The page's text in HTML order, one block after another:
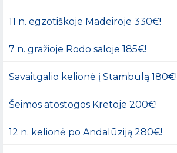
11 n. egzotiškoje Madeiroje 330€!
7 n. gražioje Rodo saloje 185€!
Savaitgalio kelionė į Stambulą 180€!
Šeimos atostogos Kretoje 200€!
12 n. kelionė po Andalūziją 280€!